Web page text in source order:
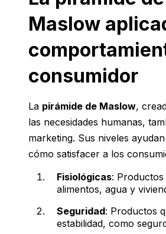
Maslow
consumidor
La pirámide de Maslow,
las necesidades humanas,
marketing. Sus niveles
cómo satisfacer a los
Fisiológicas:
alimentos, agua y
Seguridad: Productos
estabilidad, como